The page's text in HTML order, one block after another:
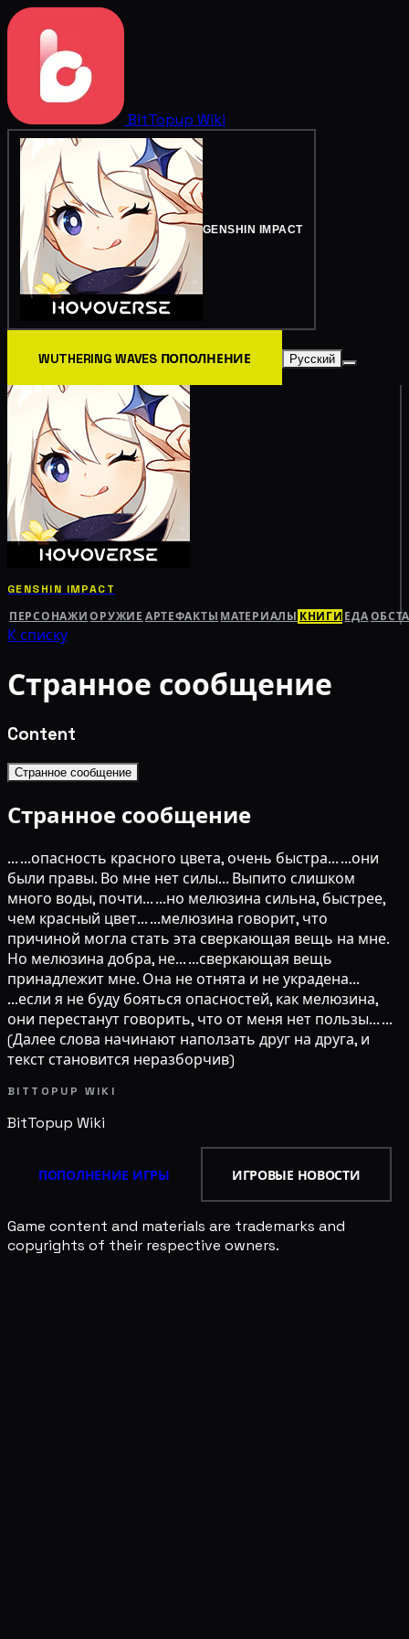
BitTopup Wiki
GENSHIN IMPACT
WUTHERING WAVES ПОПОЛНЕНИЕ Русский
GENSHIN IMPACT
ПЕРСОНАЖИ ОРУЖИЕ АРТЕФАКТЫ МАТЕРИАЛЫ КНИГИ ЕДА
К списку
Странное сообщение
Content
Странное сообщение
Странное сообщение
... ...опасность красного цвета, очень быстра... ...они
были правы. Во мне нет силы... Выпито слишком
много воды, почти... ...но мелюзина сильна, быстрее,
чем красный цвет... ...мелюзина говорит, что
причиной могла стать эта сверкающая вещь на мне.
Но мелюзина добра, не... ...сверкающая вещь
принадлежит мне. Она не отнята и не украдена...
...если я не буду бояться опасностей, как мелюзина,
они перестанут говорить, что от меня нет пользы... ...
(Далее слова начинают наползать друг на друга, и
текст становится неразборчив)
BITTOPUP WIKI
BitTopup Wiki
ПОПОЛНЕНИЕ ИГРЫ ИГРОВЫЕ НОВОСТИ
Game content and materials are trademarks and
copyrights of their respective owners.